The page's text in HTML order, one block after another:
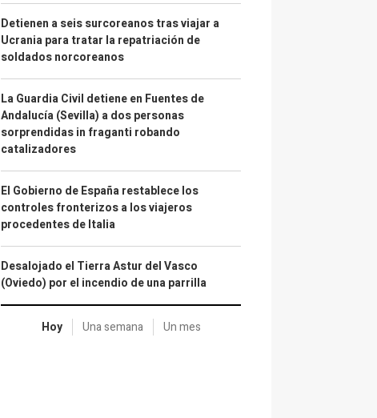
Detienen a seis surcoreanos tras viajar a
Ucrania para tratar la repatriación de
soldados norcoreanos
La Guardia Civil detiene en Fuentes de
Andalucía (Sevilla) a dos personas
sorprendidas in fraganti robando
catalizadores
El Gobierno de España restablece los
controles fronterizos a los viajeros
procedentes de Italia
Desalojado el Tierra Astur del Vasco
(Oviedo) por el incendio de una parrilla
Hoy Una semana Un mes